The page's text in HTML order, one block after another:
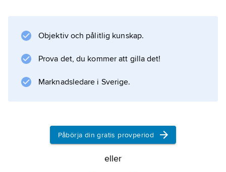
Kretschmer
typläror
.
Information om artikeln
Objektiv och pålitlig kunskap.
Prova det, du kommer att gilla det!
Marknadsledare i Sverige.
Påbörja din gratis provperiod
eller